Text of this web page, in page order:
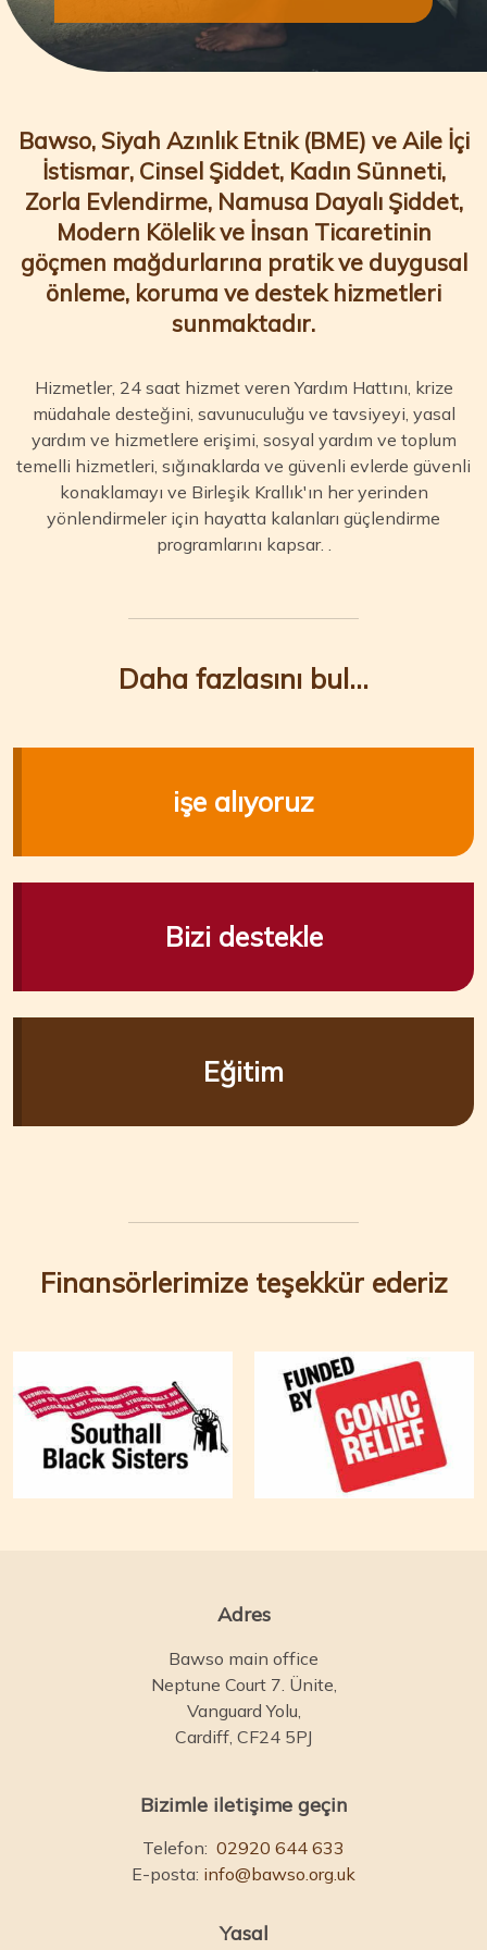
Bawso, Siyah Azınlık Etnik (BME) ve Aile İçi
İstismar, Cinsel Şiddet, Kadın Sünneti,
Zorla Evlendirme, Namusa Dayalı Şiddet,
Modern Kölelik ve İnsan Ticaretinin
göçmen mağdurlarına pratik ve duygusal
önleme, koruma ve destek hizmetleri
sunmaktadır.
Hizmetler, 24 saat hizmet veren Yardım Hattını, krize
müdahale desteğini, savunuculuğu ve tavsiyeyi, yasal
yardım ve hizmetlere erişimi, sosyal yardım ve toplum
temelli hizmetleri, sığınaklarda ve güvenli evlerde güvenli
konaklamayı ve Birleşik Krallık'ın her yerinden
yönlendirmeler için hayatta kalanları güçlendirme
programlarını kapsar. .
Daha fazlasını bul...
işe alıyoruz
Bizi destekle
Eğitim
Finansörlerimize teşekkür ederiz
Adres
Bawso main office
Neptune Court 7. Ünite,
Vanguard Yolu,
Cardiff, CF24 5PJ
Bizimle iletişime geçin
Telefon: 02920 644 633
E-posta: info@bawso.org.uk
Yasal